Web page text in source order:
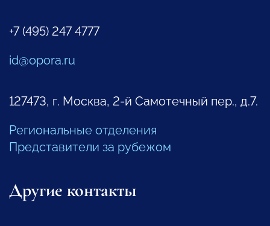
+7 (495) 247 4777
id@opora.ru
127473, г. Москва, 2-й Самотечный пер., д.7.
Региональные отделения
Представители за рубежом
Другие контакты